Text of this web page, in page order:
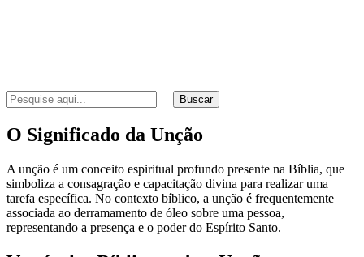
Buscar
O Significado da Unção
A unção é um conceito espiritual profundo presente na Bíblia, que
simboliza a consagração e capacitação divina para realizar uma
tarefa específica. No contexto bíblico, a unção é frequentemente
associada ao derramamento de óleo sobre uma pessoa,
representando a presença e o poder do Espírito Santo.